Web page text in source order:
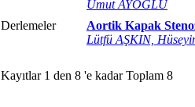
Umut AYOĞLU
Derlemeler
Aortik Kapak
Lütfü AŞKIN,
Kayıtlar 1 den 8 'e kadar Toplam 8